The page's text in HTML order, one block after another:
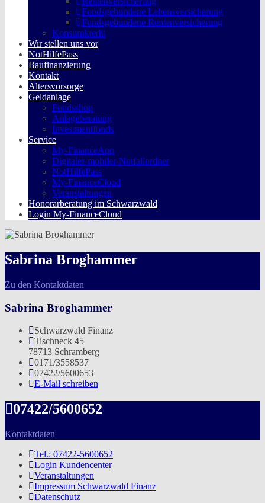
Fondsgebundene Lebensversicherung
Fondsgebundene Rentenversicherung
Konsumkredit
Wir stellen uns vor
NotHilfePass
Baufinanzierung
Kontakt
Altersvorsorge
Geldanlage
Fondsshop
Anlageberatung
Investmentfonds
Service
My-FinanceApp
Digitaler-mobiler-Notfallordner
NotHilfePass
My-FinanceCloud
Veranstaltungen
Honorarberatung im Schwarzwald
Login My-FinanceCloud
Sabrina Broghammer
Zu den Kontaktdaten
Sabrina Broghammer
Schwarzwald Finanz
Tischneck 45
78713 Schramberg
0171/3558537
07422/5600653
E-Mail schreiben
07422/5600652
Kontaktdaten
Tel.: 07422-5600652
Login Kundencenter
Veranstaltungen
Impressum Schwarzwald Finanz
Datenschutz